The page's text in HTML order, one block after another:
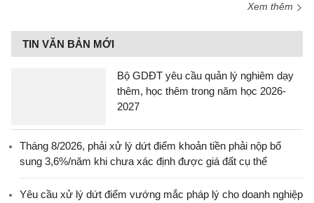
Xem thêm
TIN VĂN BẢN MỚI
Bộ GDĐT yêu cầu quản lý nghiêm dạy
thêm, học thêm trong năm học 2026-
2027
Tháng 8/2026, phải xử lý dứt điểm khoản tiền phải nộp bổ
sung 3,6%/năm khi chưa xác định được giá đất cụ thể
Yêu cầu xử lý dứt điểm vướng mắc pháp lý cho doanh nghiệp